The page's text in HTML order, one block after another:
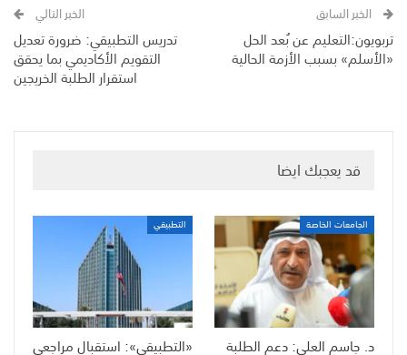
الخبر السابق
تربويون:التعليم عن بُعد الحل
«الأسلم» بسبب الأزمة الحالية
الخبر التالي
تدريس التطبيقي: ضرورة تعديل
التقويم الأكاديمي بما يحقق
استقرار الطلبة الخريجين
قد يعجبك ايضا
الجامعات الخاصة
د. جاسم العلي: دعم الطلبة
التطبيقي
«التطبيقي»: استقبال مراجعي